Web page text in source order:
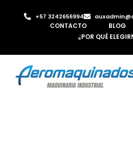
+57 3242656994
CONTACTO BLOG
¿POR QUÉ